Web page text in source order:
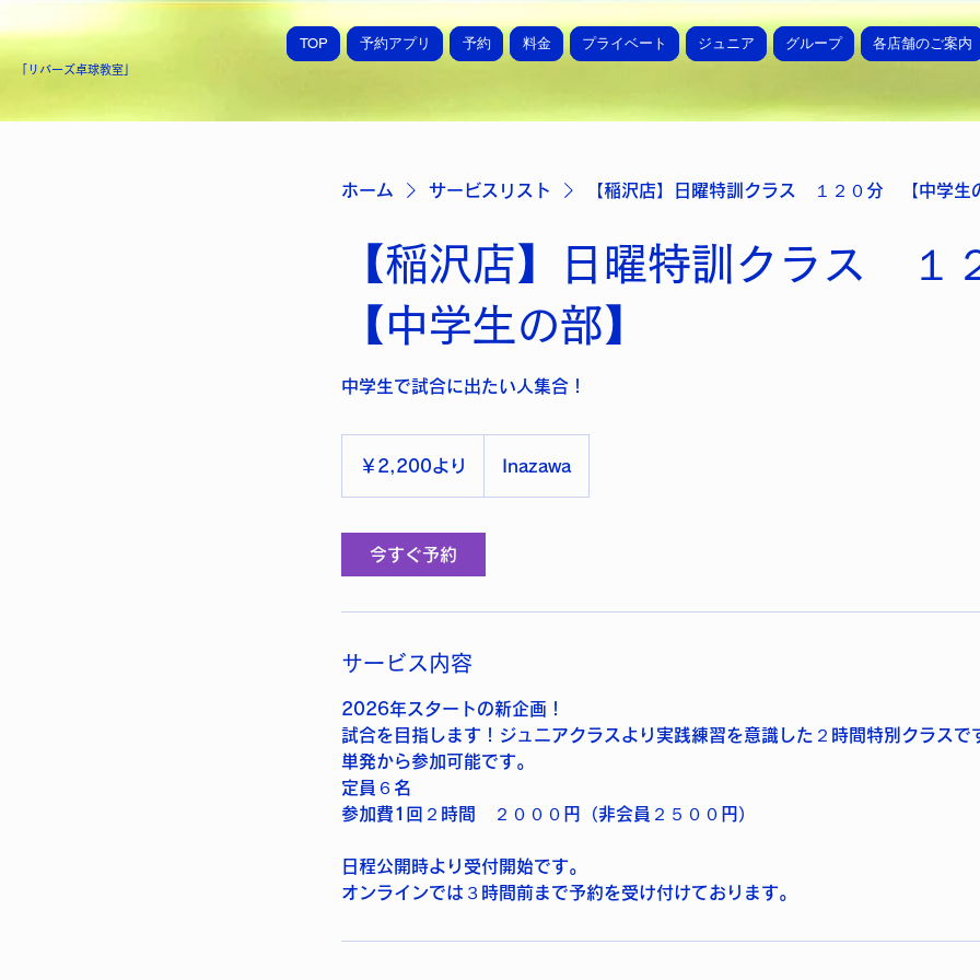
「​リバーズ卓球教室」
TOP 予約アプリ 予約 料金 プライベート ジュニア グループ 各店舗のご案内
ホーム サービスリスト 【稲沢店】日曜特訓クラス １２０分 【中学生
【稲沢店】日曜特訓クラス
【中学生の部】
中学生で試合に出たい人集合！
￥2,200より Inazawa
今すぐ予約
サービス内容
2026年スタートの新企画！
試合を目指します！ジュニアクラスより実践練習を意識した２時間特別クラスで
単発から参加可能です。
定員６名
参加費1回２時間 ２０００円（非会員２５００円）
日程公開時より受付開始です。
オンラインでは３時間前まで予約を受け付けております。